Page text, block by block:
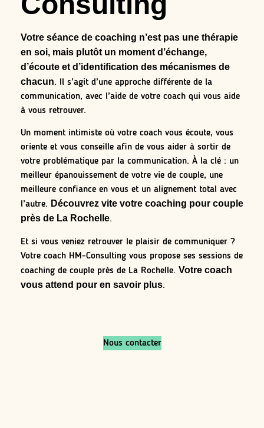
Votre séance de coaching n’est pas une thérapie
en soi, mais plutôt un moment d’échange,
d’écoute et d’identification des mécanismes de
chacun. Il s’agit d’une approche différente de la
communication, avec l’aide de votre coach qui vous aide
à vous retrouver.
Un moment intimiste où votre coach vous écoute, vous
oriente et vous conseille afin de vous aider à sortir de
votre problématique par la communication. À la clé : un
meilleur épanouissement de votre vie de couple, une
meilleure confiance en vous et un alignement total avec
l’autre. Découvrez vite votre coaching pour couple
près de La Rochelle.
Et si vous veniez retrouver le plaisir de communiquer ?
Votre coach HM-Consulting vous propose ses sessions de
coaching de couple près de La Rochelle. Votre coach
vous attend pour en savoir plus.
Nous contacter